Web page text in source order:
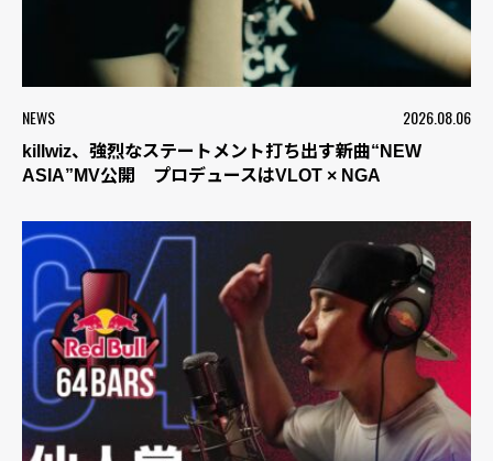
NEWS 2026.08.06
killwiz、強烈なステートメント打ち出す新曲“NEW
ASIA”MV公開 プロデュースはVLOT × NGA